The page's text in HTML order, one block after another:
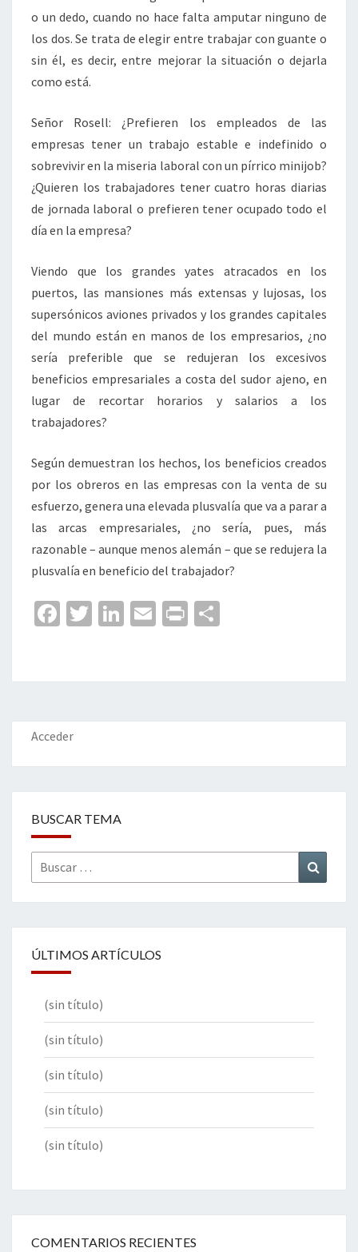
o un dedo, cuando no hace falta amputar ninguno de
los dos. Se trata de elegir entre trabajar con guante o
sin él, es decir, entre mejorar la situación o dejarla
como está.
Señor Rosell: ¿Prefieren los empleados de las
empresas tener un trabajo estable e indefinido o
sobrevivir en la miseria laboral con un pírrico minijob?
¿Quieren los trabajadores tener cuatro horas diarias
de jornada laboral o prefieren tener ocupado todo el
día en la empresa?
Viendo que los grandes yates atracados en los
puertos, las mansiones más extensas y lujosas, los
supersónicos aviones privados y los grandes capitales
del mundo están en manos de los empresarios, ¿no
sería preferible que se redujeran los excesivos
beneficios empresariales a costa del sudor ajeno, en
lugar de recortar horarios y salarios a los
trabajadores?
Según demuestran los hechos, los beneficios creados
por los obreros en las empresas con la venta de su
esfuerzo, genera una elevada plusvalía que va a parar a
las arcas empresariales, ¿no sería, pues, más
razonable – aunque menos alemán – que se redujera la
plusvalía en beneficio del trabajador?
Fa
o
o
k
T
er
Li
dI
n
E
l
Pr
p
ar
Acceder
BUSCAR TEMA
Buscar
por:
ÚLTIMOS ARTÍCULOS
(sin título)
(sin título)
(sin título)
(sin título)
(sin título)
COMENTARIOS RECIENTES